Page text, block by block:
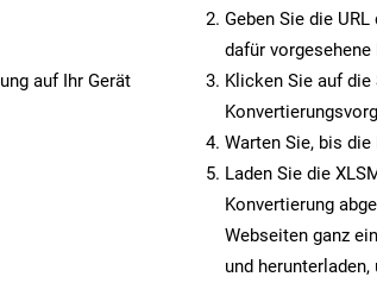
auf Ihr Gerät
Geben Sie die
dafür vorgesehene
Klicken Sie auf die
Warten Sie, bis
Laden Sie die
Konvertierung
Webseiten ganz
und